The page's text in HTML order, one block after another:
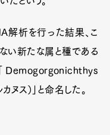
解析を行った結果、こ
い新たな属と種である
ヌス）」と命名した。